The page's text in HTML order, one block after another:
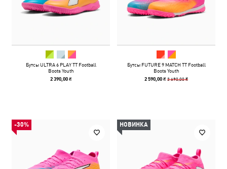
Бутсы ULTRA 6 PLAY TT Football
Boots Youth
2 390,00 ₴
Бутсы FUTURE 9 MATCH TT Football
Boots Youth
2 590,00 ₴3 690,00 ₴
-30% НОВИНКА